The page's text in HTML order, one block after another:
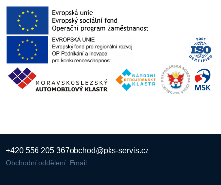
+420 556 205 367
Obchodní oddělení
obchod@pks-servis.cz
Email